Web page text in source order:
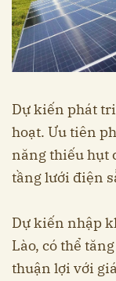
Dự kiến phát
hoạt. Ưu tiên
năng thiếu hụt
tầng lưới điện
Dự kiến nhập
Lào, có thể
thuận lợi với